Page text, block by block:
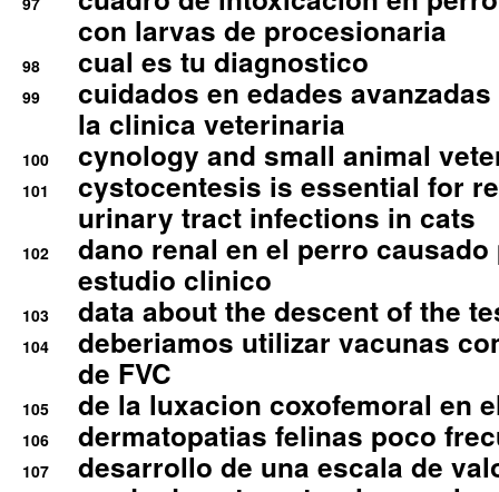
con larvas de procesionaria
98 cual es tu diagnostico
99
cuidados en edades
la clinica veterinaria
100 cynology and small animal
101
cystocentesis is essential for
urinary tract infections in cats
102
dano renal en el perro
estudio clinico
103 data about the descent of the
104
deberiamos utilizar vacunas
de FVC
105 de la luxacion coxofemoral en
106 dermatopatias felinas poco
107
desarrollo de una escala de